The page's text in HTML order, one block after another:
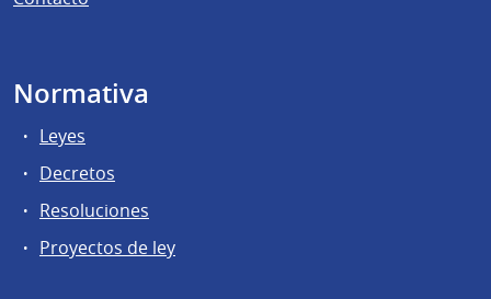
Normativa
Leyes
Decretos
Resoluciones
Proyectos de ley